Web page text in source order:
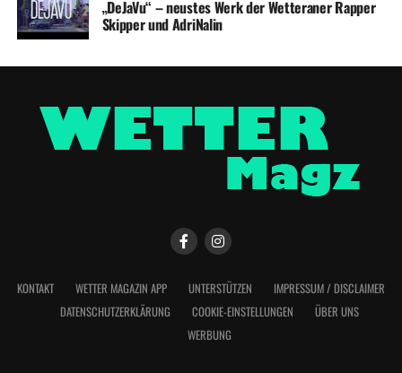
„DeJaVu“ – neustes Werk der Wetteraner Rapper
Skipper und AdriNalin
KONTAKT WETTER MAGAZIN APP UNTERSTÜTZEN
IMPRESSUM / DISCLAIMER
DATENSCHUTZERKLÄRUNG
COOKIE-EINSTELLUNGEN
ÜBER UNS
WERBUNG